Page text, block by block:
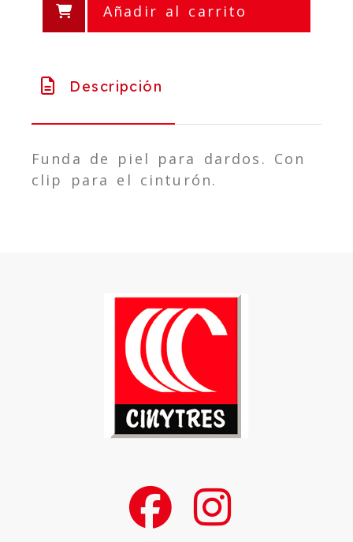
Añadir al carrito
Descripción
Funda de piel para dardos. Con
clip para el cinturón.